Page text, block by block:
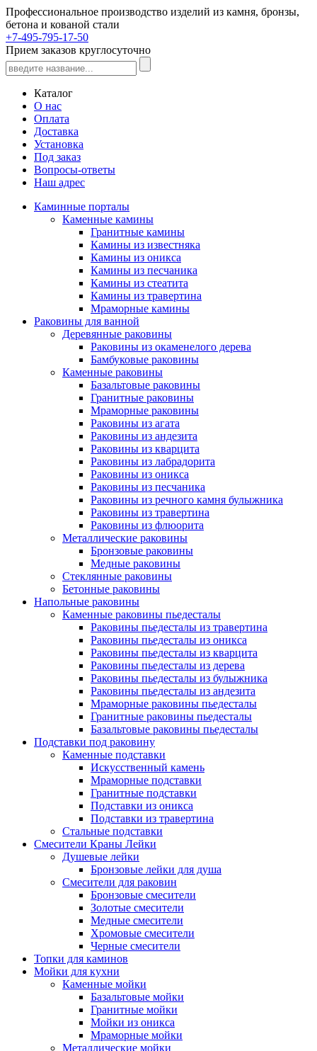
Профессиональное производство изделий из камня, бронзы,
бетона и кованой стали
+7-495-795-17-50
Прием заказов круглосуточно
Каталог
О нас
Оплата
Доставка
Установка
Под заказ
Вопросы-ответы
Наш адрес
Каминные порталы
Каменные камины
Гранитные камины
Камины из известняка
Камины из оникса
Камины из песчаника
Камины из стеатита
Камины из травертина
Мраморные камины
Раковины для ванной
Деревянные раковины
Раковины из окаменелого дерева
Бамбуковые раковины
Каменные раковины
Базальтовые раковины
Гранитные раковины
Мраморные раковины
Раковины из агата
Раковины из андезита
Раковины из кварцита
Раковины из лабрадорита
Раковины из оникса
Раковины из песчаника
Раковины из речного камня булыжника
Раковины из травертина
Раковины из флюорита
Металлические раковины
Бронзовые раковины
Медные раковины
Стеклянные раковины
Бетонные раковины
Напольные раковины
Каменные раковины пьедесталы
Раковины пьедесталы из травертина
Раковины пьедесталы из оникса
Раковины пьедесталы из кварцита
Раковины пьедесталы из дерева
Раковины пьедесталы из булыжника
Раковины пьедесталы из андезита
Мраморные раковины пьедесталы
Гранитные раковины пьедесталы
Базальтовые раковины пьедесталы
Подставки под раковину
Каменные подставки
Искусственный камень
Мраморные подставки
Гранитные подставки
Подставки из оникса
Подставки из травертина
Стальные подставки
Смесители Краны Лейки
Душевые лейки
Бронзовые лейки для душа
Смесители для раковин
Бронзовые смесители
Золотые смесители
Медные смесители
Хромовые смесители
Черные смесители
Топки для каминов
Мойки для кухни
Каменные мойки
Базальтовые мойки
Гранитные мойки
Мойки из оникса
Мраморные мойки
Металлические мойки